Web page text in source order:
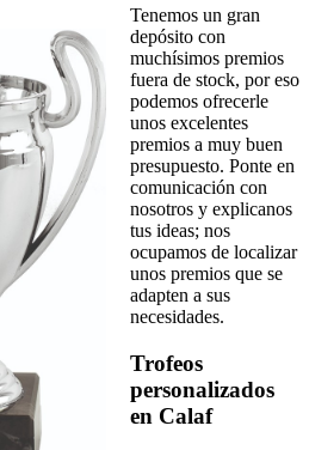
Tenemos un gran
depósito con
muchísimos premios
fuera de stock, por eso
podemos ofrecerle
unos excelentes
premios a muy buen
presupuesto. Ponte en
comunicación con
nosotros y explicanos
tus ideas; nos
ocupamos de localizar
unos premios que se
adapten a sus
necesidades.
Trofeos
personalizados
en Calaf